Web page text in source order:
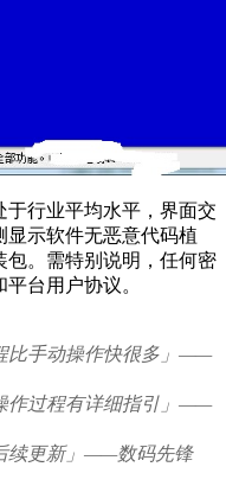
于行业平均水平，界面交
示软件无恶意代码植
包。需特别说明，任何密
台用户协议。
比手动操作快很多」——
作过程有详细指引」——
续更新」——数码先锋